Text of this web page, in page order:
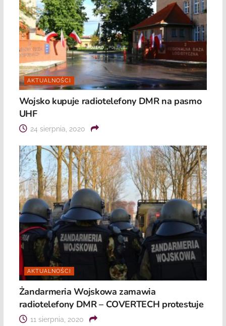
AKTUALNOŚCI
Wojsko kupuje radiotelefony DMR na pasmo
UHF
24 sierpnia, 2020
AKTUALNOŚCI
Żandarmeria Wojskowa zamawia
radiotelefony DMR – COVERTECH protestuje
11 sierpnia, 2020